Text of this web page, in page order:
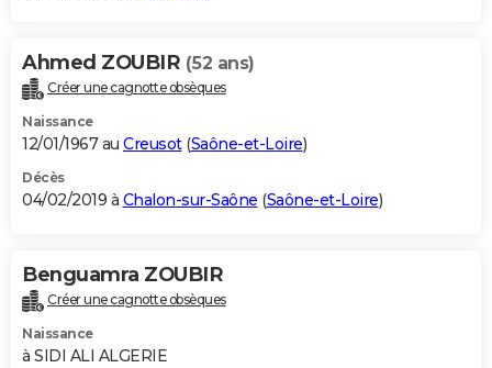
Ahmed ZOUBIR (52 ans)
Créer une cagnotte obsèques
Naissance
12/01/1967 au Creusot(Saône-et-Loire)
Décès
04/02/2019 à Chalon-sur-Saône (Saône-et-Loire)
Benguamra ZOUBIR
Créer une cagnotte obsèques
Naissance
à SIDI ALI ALGERIE